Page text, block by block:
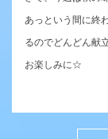
あっという間に終
るのでどんどん献
お楽しみに☆